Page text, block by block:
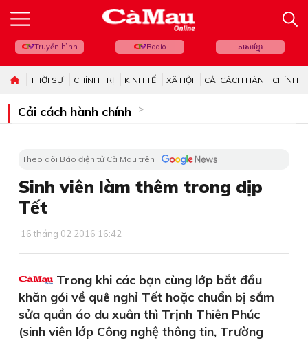
Truyền hình Radio ភាសាខ្មែរ
THỜI SỰ CHÍNH TRỊ KINH TẾ XÃ HỘI CẢI CÁCH HÀNH CHÍNH
Cải cách hành chính
Theo dõi Báo điện tử Cà Mau trên
Sinh viên làm thêm trong dịp
Tết
16 tháng 02 2016 16:42
Trong khi các bạn cùng lớp bắt đầu
khăn gói về quê nghỉ Tết hoặc chuẩn bị sắm
sửa quần áo du xuân thì Trịnh Thiên Phúc
(sinh viên lớp Công nghệ thông tin, Trường